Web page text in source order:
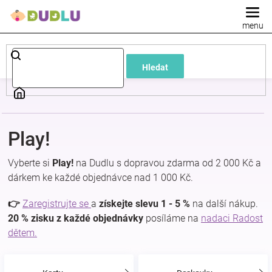
Hledat
Dětské
a
kojenecké
oblečení
Pokojíček
a
kojenecká
Play!
Vyberte si Play! na Dudlu s dopravou zdarma od 2 000 Kč a
dárkem ke každé objednávce nad 1 000 Kč.
👉 Zaregistrujte se a získejte slevu 1 - 5 % na další nákup.
20 % zisku z každé objednávky posíláme na nadaci Radost
dětem.